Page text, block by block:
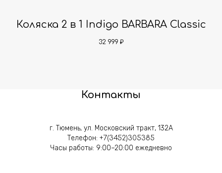
Коляска 2 в 1 Indigo BARBARA Classic
32 999 ₽
Контакты
г. Тюмень, ул. Московский тракт, 132А
Телефон: +7(3452)305385
Часы работы: 9:00–20:00 ежедневно